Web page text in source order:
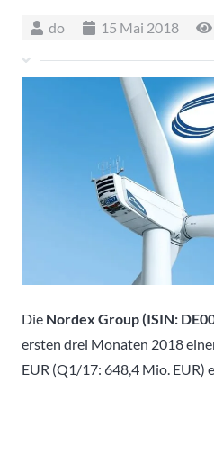
do 15 Mai 2018
Die Nordex Group (ISIN:
ersten drei Monaten 2018
EUR (Q1/17: 648,4 Mio. EUR)